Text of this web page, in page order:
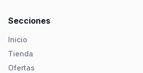
Secciones
Inicio
Tienda
Ofertas